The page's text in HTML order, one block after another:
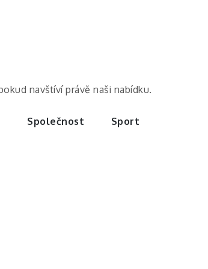
navštíví právě naši nabídku.
Společnost Sport